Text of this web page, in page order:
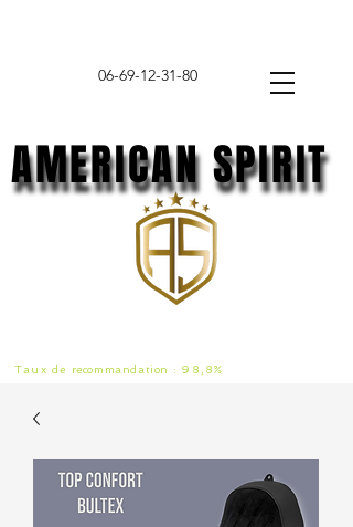
06-69-12-31-80
AMERICAN SPIRIT
AMERICAN SPIRIT
Taux de recommandation : 98,8%